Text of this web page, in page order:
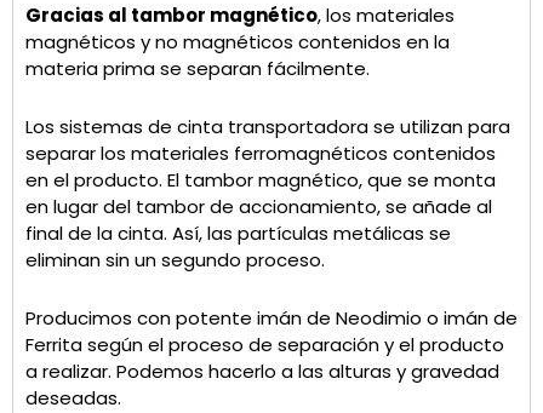
Gracias al tambor magnético, los materiales
magnéticos y no magnéticos contenidos en la
materia prima se separan fácilmente.
Los sistemas de cinta transportadora se utilizan para
separar los materiales ferromagnéticos contenidos
en el producto. El tambor magnético, que se monta
en lugar del tambor de accionamiento, se añade al
final de la cinta. Así, las partículas metálicas se
eliminan sin un segundo proceso.
Producimos con potente imán de Neodimio o imán de
Ferrita según el proceso de separación y el producto
a realizar. Podemos hacerlo a las alturas y gravedad
deseadas.